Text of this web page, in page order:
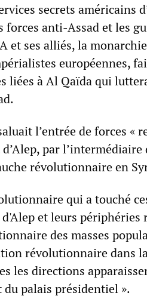
secrets américains
anti-Assad et les
et ses alliés, la
européennes,
liées à Al Qaïda qui
l’entrée de forces «
par
révolutionnaire en
qui a touché
et leurs périphéries
des masses
révolutionnaire dans
les directions
du palais présidentiel ».